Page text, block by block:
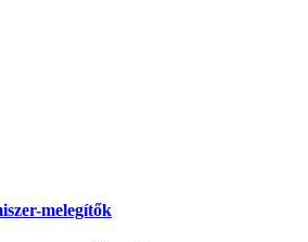
melegítők